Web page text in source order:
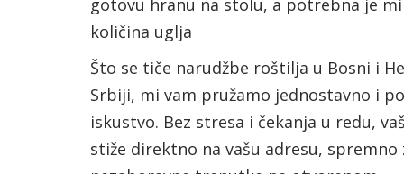
gotovu hranu na stolu, a potrebna je
količina uglja
Što se tiče narudžbe roštilja u Bosni i
Srbiji, mi vam pružamo jednostavno i
iskustvo. Bez stresa i čekanja u redu,
stiže direktno na vašu adresu, spremno